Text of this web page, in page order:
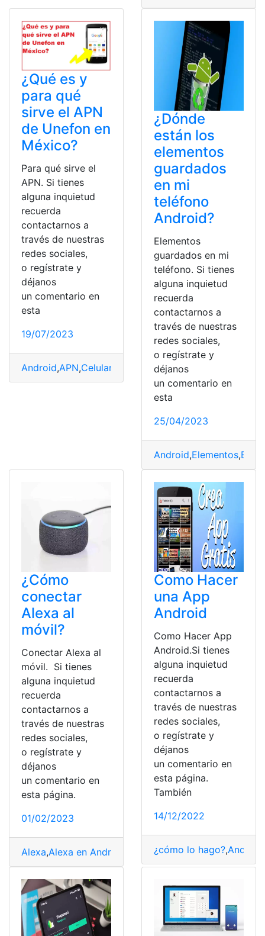
¿Qué es y
para qué
sirve el APN
de Unefon en
México?
Para qué sirve el
APN. Si tienes
alguna inquietud
recuerda
contactarnos a
través de nuestras
redes sociales,
o regístrate y
déjanos
un comentario en
esta
19/07/2023
Android,APN,Celular Configuración,México
¿Dónde
están los
elementos
guardados
en mi
teléfono
Android?
Elementos
guardados en mi
teléfono. Si tienes
alguna inquietud
recuerda
contactarnos a
través de nuestras
redes sociales,
o regístrate y
déjanos
un comentario en
esta
25/04/2023
Android,Elementos,
¿Cómo
conectar
Alexa al
móvil?
Conectar Alexa al
móvil. Si tienes
alguna inquietud
recuerda
contactarnos a
través de nuestras
redes sociales,
o regístrate y
déjanos
un comentario en
esta página.
01/02/2023
Alexa,Alexa en Android Amazon Echo,Android,
Como Hacer
una App
Android
Como Hacer App
Android.Si tienes
alguna inquietud
recuerda
contactarnos a
través de nuestras
redes sociales,
o regístrate y
déjanos
un comentario en
esta página.
También
14/12/2022
¿cómo lo hago?,Android